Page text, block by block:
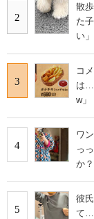
2
散
た
い
3
コ
は
w」
4
ワ
っ
か？
5
彼
て